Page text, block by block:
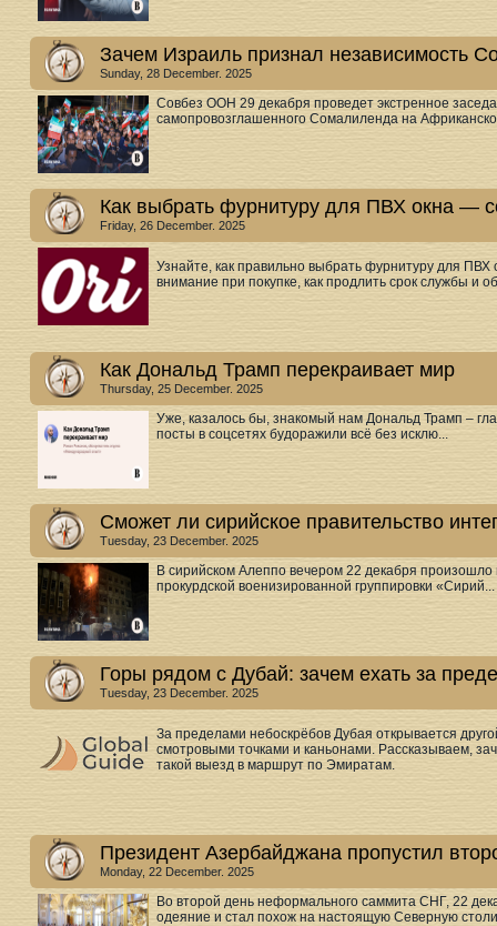
Зачем Израиль признал независимость
Sunday, 28 December. 2025
Совбез ООН 29 декабря проведет экстренное
самопровозглашенного Сомалиленда на
Как выбрать фурнитуру для ПВХ окна —
Friday, 26 December. 2025
Узнайте, как правильно выбрать фурнитуру для
внимание при покупке, как продлить срок службы и
Как Дональд Трамп перекраивает мир
Thursday, 25 December. 2025
Уже, казалось бы, знакомый нам Дональд Трамп –
посты в соцсетях будоражили всё без исклю...
Сможет ли сирийское правительство
Tuesday, 23 December. 2025
В сирийском Алеппо вечером 22 декабря
прокурдской военизированной группировки «Сирий...
Горы рядом с Дубай: зачем ехать за
Tuesday, 23 December. 2025
За пределами небоскрёбов Дубая открывается
смотровыми точками и каньонами. Рассказываем,
такой выезд в маршрут по Эмиратам.
Президент Азербайджана пропустил
Monday, 22 December. 2025
Во второй день неформального саммита СНГ, 22
одеяние и стал похож на настоящую Северную